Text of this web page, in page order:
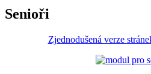
Senioři
Zjednodušená verze